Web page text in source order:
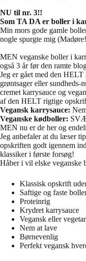
NU til nr. 3!!
Som TA DA er boller i
Min mors gode gamle
nogle spurgte mig
MEN veganske boller i
også 3 år før den ramte
Jeg er gået med den
grøntsager eller
cremet karrysauce og
af den HELT rigtige
Vegansk karrysauce:
Veganske kødboller:
MEN nu er de her og
Jeg anbefaler at du læser
opskriften godt igennem
klassiker i første forsøg!
Håber i vil elske veganske
Klassisk opskrift
Saftige og faste
Proteinrig
Krydret karrysauce
Vegansk eller
Nem at lave
Børnevenlig
Perfekt vegansk